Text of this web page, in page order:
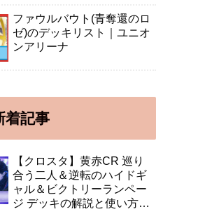
ファウルバウト(青奪還のロ
ゼ)のデッキリスト｜ユニオ
ンアリーナ
着記事
【クロスタ】黄赤CR 巡り
合う二人＆逆転のハイドギ
ャル＆ビクトリーランペー
ジ デッキの解説と使い方